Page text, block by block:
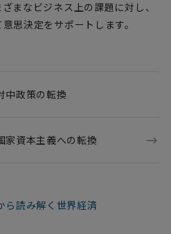
まなビジネス上の課題に対し、
思決定をサポートします。
中政策の転換
家資本主義への転換
ら読み解く世界経済